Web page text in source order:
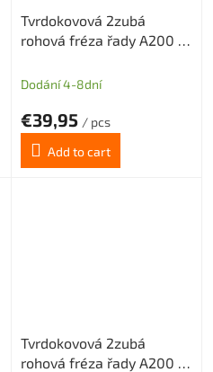
Tvrdokovová 2zubá
rohová fréza řady A200 s
pr.1 mm odlehčený krček
Dodání 4-8dní
€39,95 / pcs
Add to cart
Tvrdokovová 2zubá
rohová fréza řady A200 s